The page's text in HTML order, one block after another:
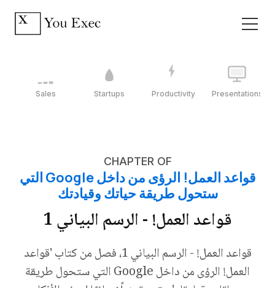
Sales Startups Productivity Presentations
CHAPTER OF
قواعد العمل! الرؤى من داخل Google التي
ستحول طريقة حياتك وقيادتك
قواعد العمل! - الرسم البياني 1
قواعد العمل! - الرسم البياني 1، فصل من كتاب 'قواعد
العمل! الرؤى من داخل Google التي ستحول طريقة